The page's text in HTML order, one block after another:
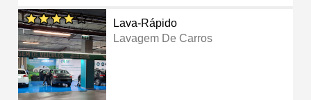
Lava-Rápido
Lavagem De Carros